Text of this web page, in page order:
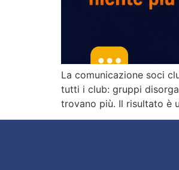
La comunicazione soci
tutti i club: gruppi
trovano più. Il risultato è